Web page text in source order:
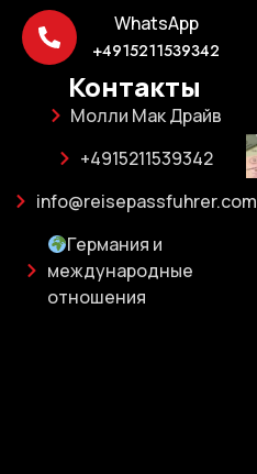
WhatsApp
+4915211539342
Контакты
Молли Мак Драйв
+4915211539342
info@reisepassfuhrer.com
Германия и
международные
отношения